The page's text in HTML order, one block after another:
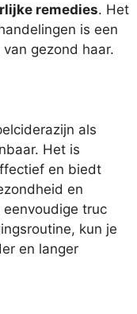
remedies. Het
is een
gezond haar.
als
Het is
en biedt
en
eenvoudige truc
kun je
en langer